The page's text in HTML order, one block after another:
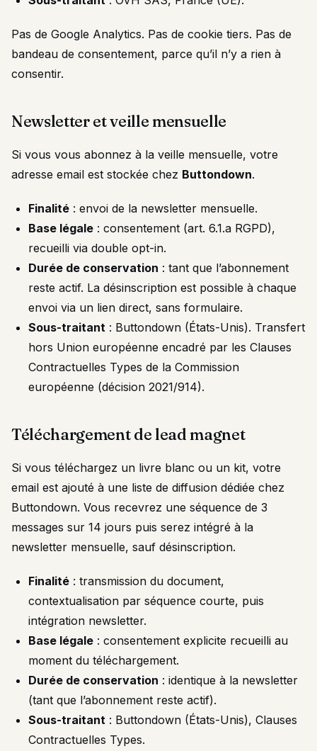
Pas de Google Analytics. Pas de cookie tiers. Pas de
bandeau de consentement, parce qu’il n’y a rien à
consentir.
Newsletter et veille mensuelle
Si vous vous abonnez à la veille mensuelle, votre
adresse email est stockée chez Buttondown.
Finalité : envoi de la newsletter mensuelle.
Base légale : consentement (art. 6.1.a RGPD),
recueilli via double opt-in.
Durée de conservation : tant que l’abonnement
reste actif. La désinscription est possible à chaque
envoi via un lien direct, sans formulaire.
Sous-traitant : Buttondown (États-Unis). Transfert
hors Union européenne encadré par les Clauses
Contractuelles Types de la Commission
européenne (décision 2021/914).
Téléchargement de lead magnet
Si vous téléchargez un livre blanc ou un kit, votre
email est ajouté à une liste de diffusion dédiée chez
Buttondown. Vous recevrez une séquence de 3
messages sur 14 jours puis serez intégré à la
newsletter mensuelle, sauf désinscription.
Finalité : transmission du document,
contextualisation par séquence courte, puis
intégration newsletter.
Base légale : consentement explicite recueilli au
moment du téléchargement.
Durée de conservation : identique à la newsletter
(tant que l’abonnement reste actif).
Sous-traitant : Buttondown (États-Unis), Clauses
Contractuelles Types.